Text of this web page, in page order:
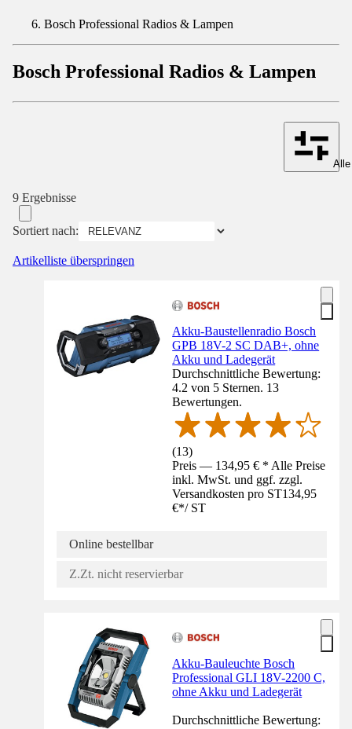
Bosch Professional Radios & Lampen
Bosch Professional Radios & Lampen
9 Ergebnisse
Sortiert nach:
Artikelliste überspringen
Akku-Baustellenradio Bosch
GPB 18V-2 SC DAB+, ohne
Akku und Ladegerät
Durchschnittliche Bewertung:
4.2 von 5 Sternen. 13
Bewertungen.
(13)
Preis — 134,95 € * Alle Preise
inkl. MwSt. und ggf. zzgl.
Versandkosten pro ST134,95
€*/ ST
Online bestellbar
Z.Zt. nicht reservierbar
Akku-Bauleuchte Bosch
Professional GLI 18V-2200 C,
ohne Akku und Ladegerät
Durchschnittliche Bewertung: